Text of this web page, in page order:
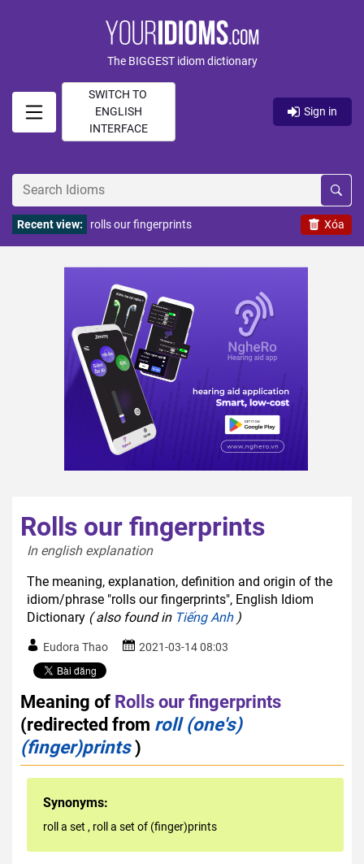
The BIGGEST idiom dictionary
SWITCH TO
ENGLISH
INTERFACE
Sign in
Xóa
Recent view: rolls our fingerprints
Rolls our fingerprints
In english explanation
The meaning, explanation, definition and origin of the
idiom/phrase "rolls our fingerprints", English Idiom
Dictionary ( also found in Tiếng Anh)
Eudora Thao 2021-03-14 08:03
Meaning of Rolls our fingerprints
(redirected from roll (one's)
(finger)prints)
Synonyms:
roll a set , roll a set of (finger)prints